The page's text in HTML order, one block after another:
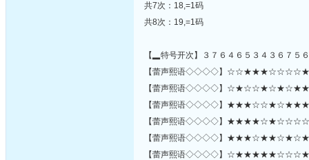
共7次：18,=1码
共8次：19,=1码
【▂特号开次】３７６４６５３４３６７５
【蕾声熙语◇◇◇◇】
【蕾声熙语◇◇◇◇】
【蕾声熙语◇◇◇◇】
【蕾声熙语◇◇◇◇】
【蕾声熙语◇◇◇◇】
【蕾声熙语◇◇◇◇】